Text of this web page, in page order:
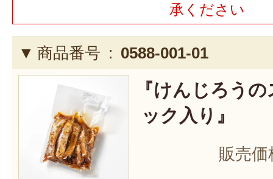
承ください
商品番号 : 0588-001-01
『けんじろう
ック入り』
販売価